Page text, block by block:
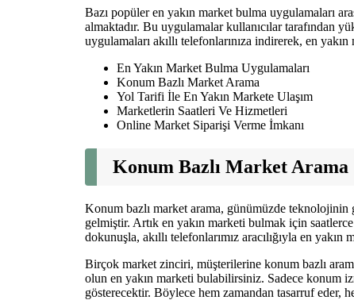
Bazı popüler en yakın market bulma uygulamaları
almaktadır. Bu uygulamalar kullanıcılar tarafından
uygulamaları akıllı telefonlarınıza indirerek, en
En Yakın Market Bulma Uygulamaları
Konum Bazlı Market Arama
Yol Tarifi İle En Yakın Markete Ulaşım
Marketlerin Saatleri Ve Hizmetleri
Online Market Siparişi Verme İmkanı
Konum Bazlı Market Arama
Konum bazlı market arama, günümüzde teknolojinin
gelmiştir. Artık en yakın marketi bulmak için
dokunuşla, akıllı telefonlarımız aracılığıyla en
Birçok market zinciri, müşterilerine konum bazlı
olun en yakın marketi bulabilirsiniz. Sadece konum
gösterecektir. Böylece hem zamandan tasarruf eder,